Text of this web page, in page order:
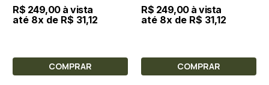
R$ 249,00 à vista
até 8x de R$ 31,12
COMPRAR
R$ 249,00 à vista
até 8x de R$ 31,12
COMPRAR